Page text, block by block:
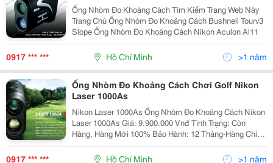
Ống Nhòm Đo Khoảng Cách Tìm Kiếm Trang Web Này
Trang Chủ Ống Nhòm Đo Khoảng Cách Bushnell Tourv3
Slope Ống Nhòm Đo Khoảng Cách Nikon Aculon Al11
0917 *** *** Hồ Chí Minh >1 năm
Ống Nhòm Đo Khoảng Cách Chơi Golf Nikon
Laser 1000As
Nikon Laser 1000As Ống Nhòm Đo Khoảng Cách Nikon
Laser 1000As Giá: 9.900.000 Vnđ Tình Trạng: Còn
Hàng, Hàng Mới 100% Bảo Hành: 12 Tháng-Hàng Chính
Hãng Nikon Xuất Xứ: Trung Quốc Phụ Kiện Kèm
0917 *** *** Hồ Chí Minh >1 năm